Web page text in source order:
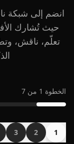
انضم إلى شبكة
حيث تُشارك
تعلّم، ناقش،
الخطوة 1 من 7
1
2
3